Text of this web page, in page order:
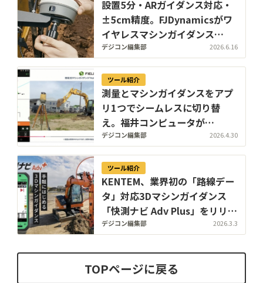
設置5分・ARガイダンス対応・
±5cm精度。FJDynamicsがワ
イヤレスマシンガイダンス
「Trion EG10」をCSPI2026で
展示
デジコン編集部 2026.6.16
ツール紹介
測量とマシンガイダンスをアプ
リ1つでシームレスに切り替
え。福井コンピュータが
「FIELD-TERRACE」に簡易3D
マシンガイダンスシステム
Holfee3D連携機能を追加
デジコン編集部 2026.4.30
ツール紹介
KENTEM、業界初の「路線デー
タ」対応3Dマシンガイダンス
「快測ナビ Adv Plus」をリリー
ス
デジコン編集部 2026.3.3
TOPページに戻る